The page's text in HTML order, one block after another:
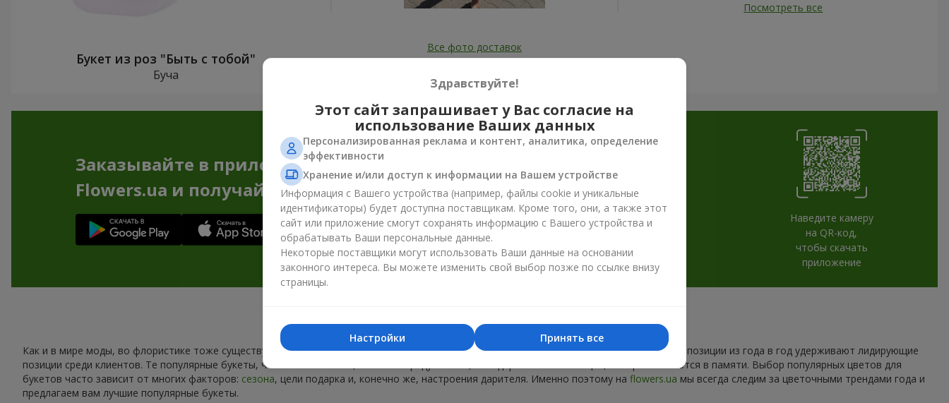
Букет из роз "Быть с тобой"
Буча
Все фото доставок
Посмотреть все
Заказывайте в приложении
Flowers.ua и получайте бонусы
Наведите камеру
на QR-код,
чтобы скачать
приложение
Популярные букеты — тренды сезона
Как и в мире моды, во флористике тоже существуют свои тренды. Каждый год появляются новые популярные букеты, а некоторые композиции из года в год удерживают лидирующие
позиции среди клиентов. Те популярные букеты, что сейчас на пике, не только радуют глаз, но и дарят особые эмоции, которые остаются в памяти. Выбор популярных цветов для
букетов часто зависит от многих факторов: сезона, цели подарка и, конечно же, настроения дарителя. Именно поэтому на flowers.ua мы всегда следим за цветочными трендами года и
предлагаем вам лучшие популярные букеты.
Здравствуйте!
Этот сайт запрашивает у Вас согласие на
использование Ваших данных
Персонализированная реклама и контент, аналитика, определение
эффективности
Хранение и/или доступ к информации на Вашем устройстве
Информация с Вашего устройства (например, файлы cookie и уникальные
идентификаторы) будет доступна поставщикам. Кроме того, они, а также этот
сайт или приложение смогут сохранять информацию с Вашего устройства и
обрабатывать Ваши персональные данные.
Некоторые поставщики могут использовать Ваши данные на основании
законного интереса. Вы можете изменить свой выбор позже по ссылке внизу
страницы.
Принять все
Настройки